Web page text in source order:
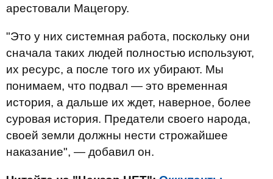
арестовали Мацегору.
"Это у них системная работа, поскольку они
сначала таких людей полностью используют,
их ресурс, а после того их убирают. Мы
понимаем, что подвал — это временная
история, а дальше их ждет, наверное, более
суровая история. Предатели своего народа,
своей земли должны нести строжайшее
наказание", — добавил он.